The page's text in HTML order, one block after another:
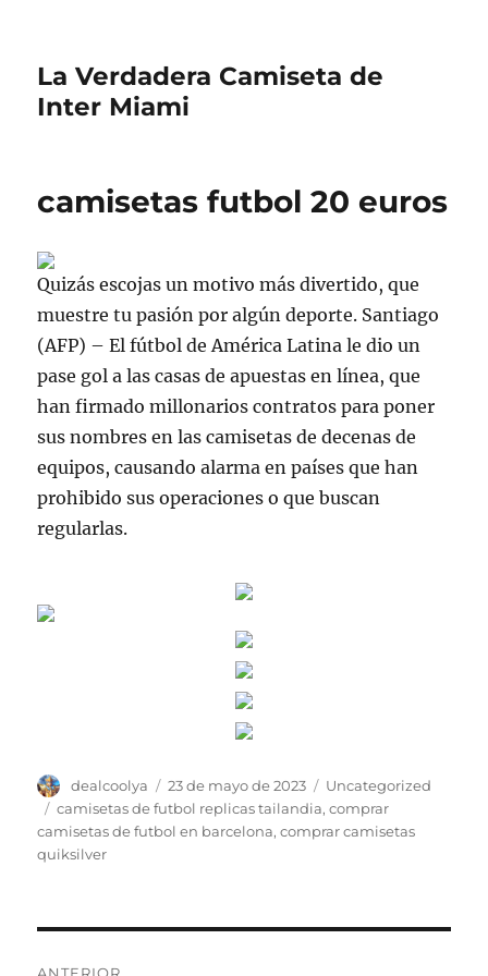
La Verdadera Camiseta de
Inter Miami
camisetas futbol 20 euros
Quizás escojas un motivo más divertido, que
muestre tu pasión por algún deporte. Santiago
(AFP) – El fútbol de América Latina le dio un
pase gol a las casas de apuestas en línea, que
han firmado millonarios contratos para poner
sus nombres en las camisetas de decenas de
equipos, causando alarma en países que han
prohibido sus operaciones o que buscan
regularlas.
Autor
dealcoolya
Publicado
el
23 de mayo de 2023 Categorías
Uncategorized
Etiquetas
camisetas de futbol replicas tailandia,comprar
camisetas de futbol en barcelona,comprar camisetas
quiksilver